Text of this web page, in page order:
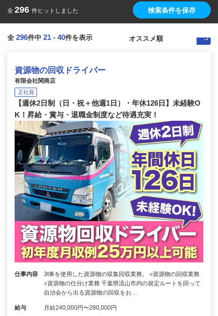
全 296 件ヒットしました 検索条件を保存
全 296件中 21 - 40件を表示
資源物の回収ドライバー
有限会社関商店
正社員
【週休2日制（日・祝＋他週1日）・年休126日】未経験O
K！昇給・賞与・退職金制度など待遇充実！
仕事内容
3t車を使用した資源物の収集回収業務。 ○資源物の回収業務
○資源物の仕分け業務 千葉県流山市内の規定ルートを回って
自治会から出る資源物の回収をお…
給与 月給240,000円〜280,000円